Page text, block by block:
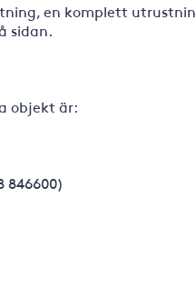
en komplett
sidan.
objekt är:
846600)